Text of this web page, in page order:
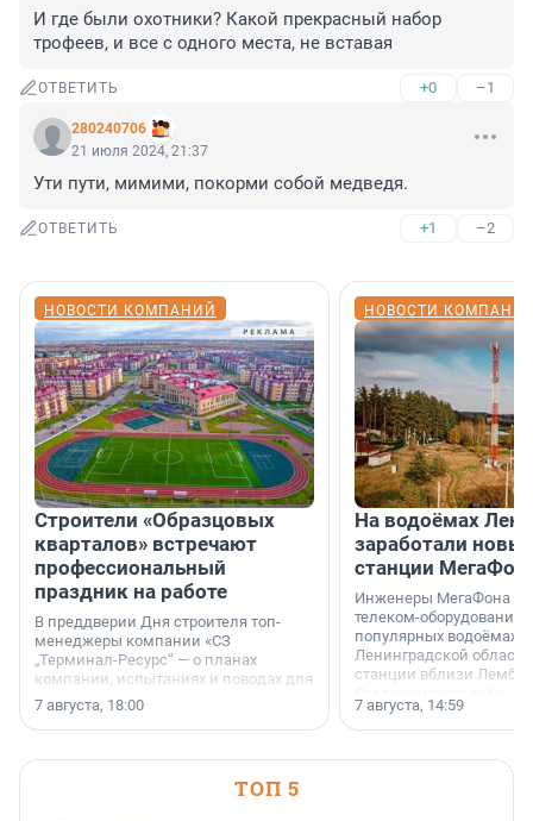
И где были охотники? Какой прекрасный набор
трофеев, и все с одного места, не вставая
ОТВЕТИТЬ +0 –1
280240706
21 июля 2024, 21:37
Ути пути, мимими, покорми собой медведя.
ОТВЕТИТЬ +1 –2
НОВОСТИ КОМПАНИЙ
Строители «Образцовых
кварталов» встречают
профессиональный
праздник на работе
В преддверии Дня строителя топ-
менеджеры компании «СЗ
„Терминал-Ресурс“ — о планах
компании, испытаниях и поводах для
осторожного оптимизма.
7 августа, 18:00
НОВОСТИ
На водоёмах
заработали
станции
Инженеры МегаФона
телеком-оборудование
популярных водоёмах
Ленинградской
станции вблизи
недалеко от Большого
водопада.
7 августа, 14:59
ТОП 5